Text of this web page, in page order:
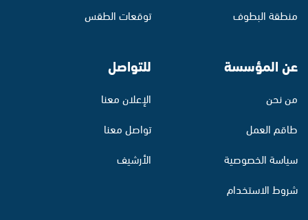
منطقة البطوف
توقعات الطقس
عن المؤسسة
من نحن
طاقم العمل
سياسة الخصوصية
شروط الاستخدام
للتواصل
الإعلان معنا
تواصل معنا
الأرشيف